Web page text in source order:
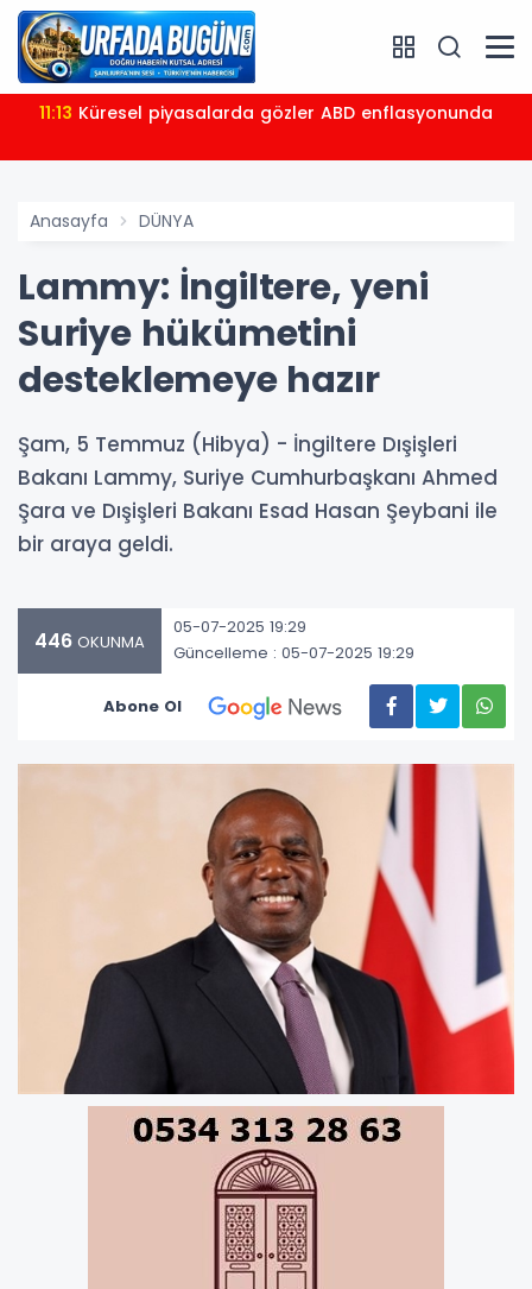
11:13 Küresel piyasalarda gözler ABD enflasyonunda
Anasayfa DÜNYA
Lammy: İngiltere, yeni
Suriye hükümetini
desteklemeye hazır
Şam, 5 Temmuz (Hibya) - İngiltere Dışişleri
Bakanı Lammy, Suriye Cumhurbaşkanı Ahmed
Şara ve Dışişleri Bakanı Esad Hasan Şeybani ile
bir araya geldi.
446 OKUNMA
05-07-2025 19:29
Güncelleme : 05-07-2025 19:29
Abone Ol